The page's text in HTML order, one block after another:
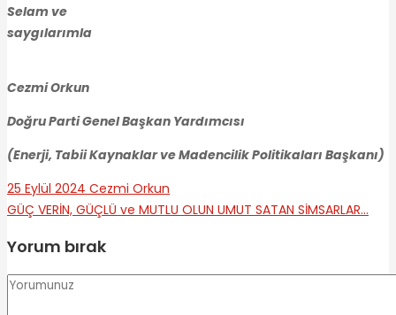
Selam ve
saygılarımla
Cezmi Orkun
Doğru Parti Genel Başkan Yardımcısı
(Enerji, Tabii Kaynaklar ve Madencilik Politikaları Başkanı)
25 Eylül 2024 Cezmi Orkun
GÜÇ VERİN, GÜÇLÜ ve MUTLU OLUN UMUT SATAN SİMSARLAR…
Yorum bırak